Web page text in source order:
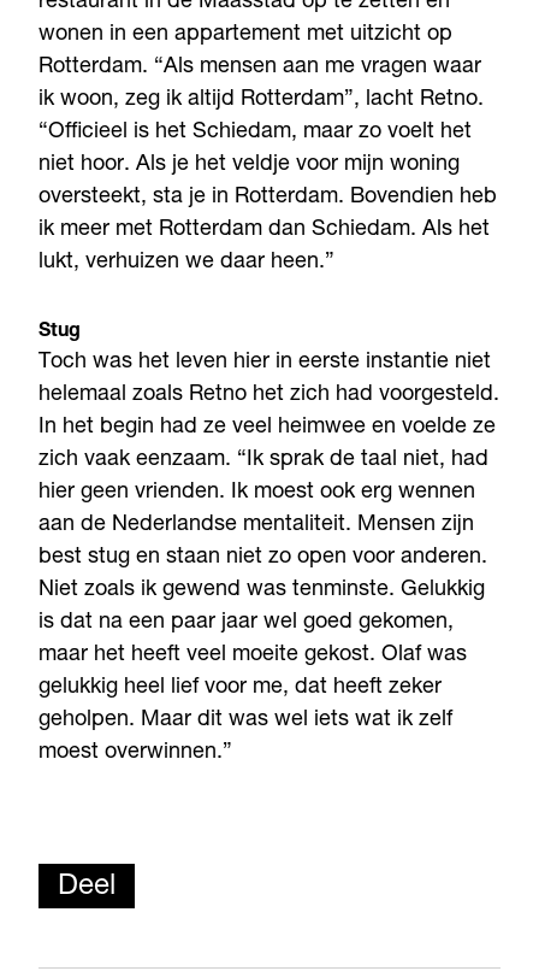
wonen in een appartement met uitzicht op
Rotterdam. “Als mensen aan me vragen waar
ik woon, zeg ik altijd Rotterdam”, lacht Retno.
“Officieel is het Schiedam, maar zo voelt het
niet hoor. Als je het veldje voor mijn woning
oversteekt, sta je in Rotterdam. Bovendien heb
ik meer met Rotterdam dan Schiedam. Als het
lukt, verhuizen we daar heen.”
Stug
Toch was het leven hier in eerste instantie niet
helemaal zoals Retno het zich had voorgesteld.
In het begin had ze veel heimwee en voelde ze
zich vaak eenzaam. “Ik sprak de taal niet, had
hier geen vrienden. Ik moest ook erg wennen
aan de Nederlandse mentaliteit. Mensen zijn
best stug en staan niet zo open voor anderen.
Niet zoals ik gewend was tenminste. Gelukkig
is dat na een paar jaar wel goed gekomen,
maar het heeft veel moeite gekost. Olaf was
gelukkig heel lief voor me, dat heeft zeker
geholpen. Maar dit was wel iets wat ik zelf
moest overwinnen.”
Deel